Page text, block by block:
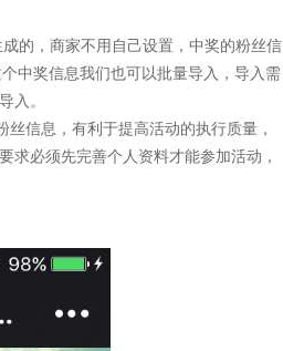
的，商家不用自己设置，中奖的粉丝信
中奖信息我们也可以批量导入，导入需
入。
信息，有利于提高活动的执行质量，
求必须先完善个人资料才能参加活动，